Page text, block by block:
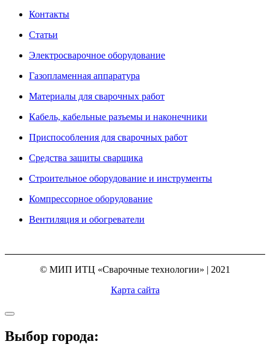
Контакты
Статьи
Электросварочное оборудование
Газопламенная аппаратура
Материалы для сварочных работ
Кабель, кабельные разъемы и наконечники
Приспособления для сварочных работ
Средства защиты сварщика
Строительное оборудование и инструменты
Компрессорное оборудование
Вентиляция и обогреватели
© МИП ИТЦ «Сварочные технологии» | 2021
Карта сайта
Выбор города: